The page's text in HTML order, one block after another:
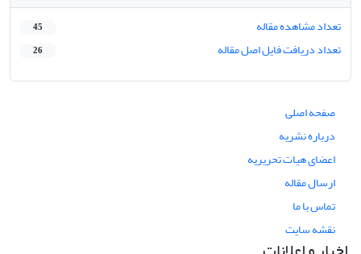
تعداد مشاهده مقاله 45
تعداد دریافت فایل اصل مقاله 26
صفحه اصلی
درباره نشریه
اعضای هیات تحریریه
ارسال مقاله
تماس با ما
نقشه سایت